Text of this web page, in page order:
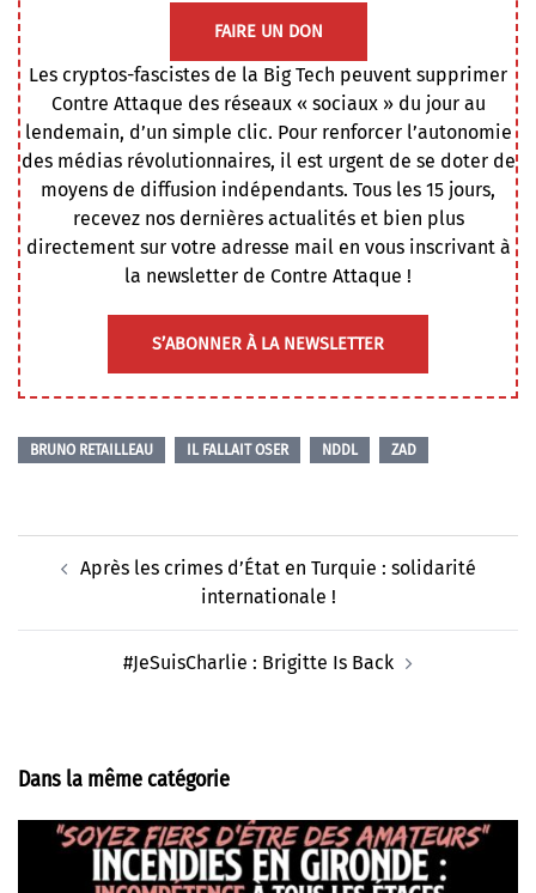
FAIRE UN DON
Les cryptos-fascistes de la Big Tech peuvent supprimer
Contre Attaque des réseaux « sociaux » du jour au
lendemain, d’un simple clic. Pour renforcer l’autonomie
des médias révolutionnaires, il est urgent de se doter de
moyens de diffusion indépendants. Tous les 15 jours,
recevez nos dernières actualités et bien plus
directement sur votre adresse mail en vous inscrivant à
la newsletter de Contre Attaque !
S’ABONNER À LA NEWSLETTER
BRUNO RETAILLEAU IL FALLAIT OSER NDDL ZAD
d’articleAprès les crimes d’État en Turquie : solidarité
internationale !
#JeSuisCharlie : Brigitte Is Back
Dans la même catégorie